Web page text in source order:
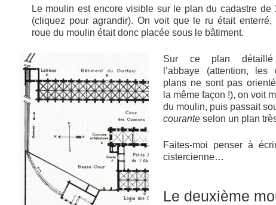
Le moulin est encore visible sur le plan du cadastre de
(cliquez pour agrandir). On voit que le ru était enterré,
roue du moulin était donc placée sous le bâtiment.
Sur ce plan
l’abbaye (attention, les
plans ne sont pas
la même façon !), on voit
du moulin, puis passait
courante selon un plan
Faites-moi penser à
cistercienne…
Le deuxième